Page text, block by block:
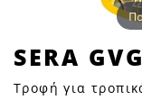
SERA
GVG-
MIX
SERA
Τροφή για